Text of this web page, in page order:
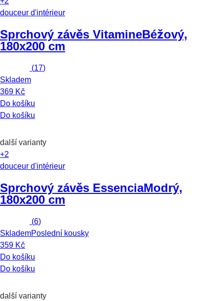
douceur d'intérieur
Sprchový závěs VitamineBéžový,
180x200 cm
(17)
Skladem
369 Kč
Do košíku
Do košíku
další varianty
+2
douceur d'intérieur
Sprchový závěs EssenciaModrý,
180x200 cm
(6)
SklademPoslední kousky
359 Kč
Do košíku
Do košíku
další varianty